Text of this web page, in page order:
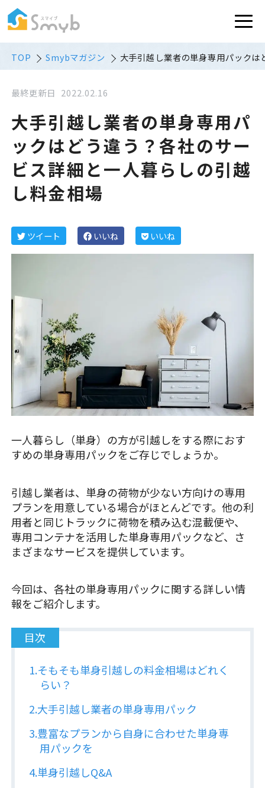
TOP Smybマガジン 大手引越し業者の単身専用パック
最終更新日 2022.02.16
大手引越し業者の単身専用パ
ックはどう違う？各社のサー
ビス詳細と一人暮らしの引越
し料金相場
ツイート いいね いいね
一人暮らし（単身）の方が引越しをする際におす
すめの単身専用パックをご存じでしょうか。
引越し業者は、単身の荷物が少ない方向けの専用
プランを用意している場合がほとんどです。他の利
用者と同じトラックに荷物を積み込む混載便や、
専用コンテナを活用した単身専用パックなど、さ
まざまなサービスを提供しています。
今回は、各社の単身専用パックに関する詳しい情
報をご紹介します。
目次
1.そもそも単身引越しの料金相場はどれく
らい？
2.大手引越し業者の単身専用パック
3.豊富なプランから自身に合わせた単身専
用パックを
4.単身引越しQ&A